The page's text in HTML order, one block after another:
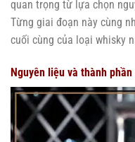
quan trọng từ lựa chọn
Từng giai đoạn này cùng
cuối cùng của loại whisky
Nguyên liệu và thành phần